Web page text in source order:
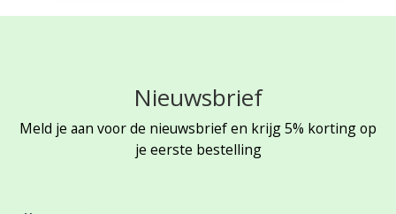
Nieuwsbrief
Meld je aan voor de nieuwsbrief en krijg 5% korting op
je eerste bestelling